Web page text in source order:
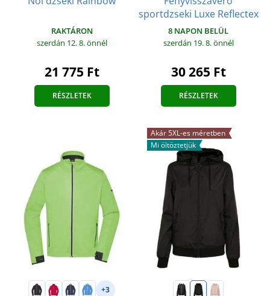
RAKTÁRON
szerdán 12. 8.önnél
21 775 Ft
RÉSZLETEK
sportdzseki Luxe Reflectex
8 NAPON BELÜL
szerdán 19. 8.önnél
30 265 Ft
RÉSZLETEK
+3
Akár 5XL-es méretben
Mi öltöztetjük